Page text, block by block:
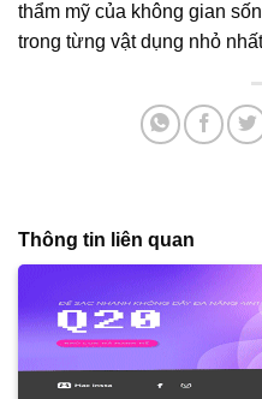
thẩm mỹ của không gian
trong từng vật dụng nhỏ
Thông tin liên quan